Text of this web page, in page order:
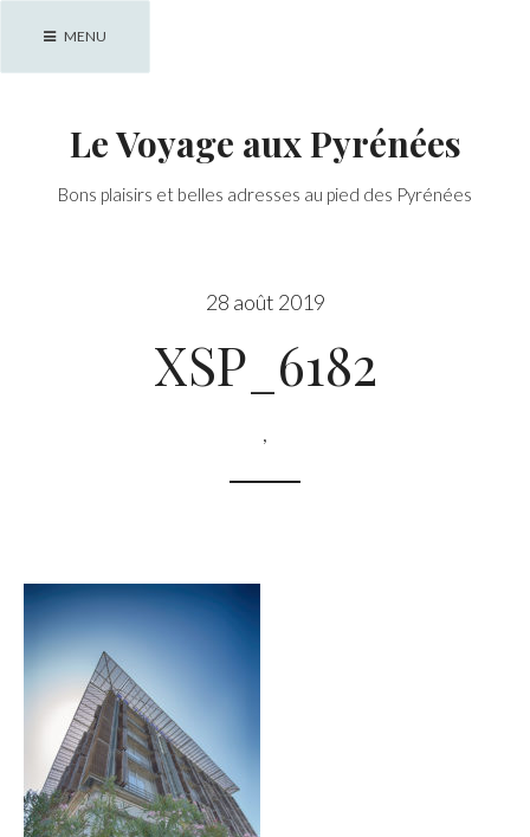
MENU
Le Voyage aux Pyrénées
Bons plaisirs et belles adresses au pied des Pyrénées
28 août 2019
XSP_6182
,